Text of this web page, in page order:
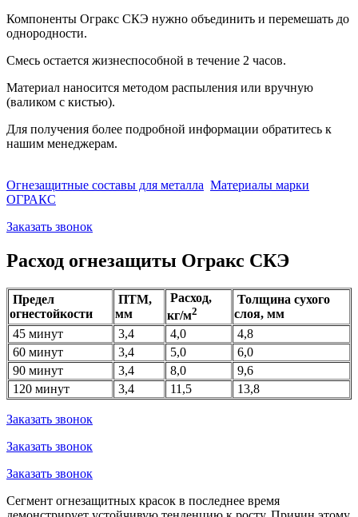
Компоненты Огракс СКЭ нужно объединить и перемешать до
однородности.
Смесь остается жизнеспособной в течение 2 часов.
Материал наносится методом распыления или вручную
(валиком с кистью).
Для получения более подробной информации обратитесь к
нашим менеджерам.
Огнезащитные составы для металла Материалы марки
ОГРАКС
Заказать звонок
Расход огнезащиты Огракс СКЭ
Предел
огнестойкости
ПТМ,
мм
Расход,
кг/м2
Толщина сухого
слоя, мм
45 минут
3,4 4,0
4,8
60 минут
3,4 5,0
6,0
90 минут
3,4 8,0
9,6
120 минут
3,4 11,5 13,8
Заказать звонок
Заказать звонок
Заказать звонок
Сегмент огнезащитных красок в последнее время